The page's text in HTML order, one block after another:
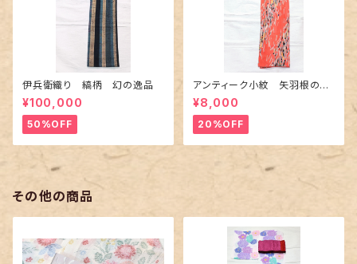
伊兵衛織り 縞柄 幻の逸品
¥100,000
50%OFF
アンティーク小紋 矢羽根の地
紋に短冊柄 裄６６cm
¥8,000
20%OFF
その他の商品